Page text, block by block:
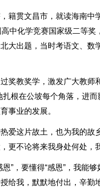
籍贯文昌市，就读海南
中化学竞赛国家级二等
大出题，当时考语文、
奖教奖学，激发广大教
扎根在公坡每个角落，进
事业的发展。
爱这片故土，也为我的
更不论将来我身处何处，
”，要懂得“感恩”，我能
给我，默默地付出，辛